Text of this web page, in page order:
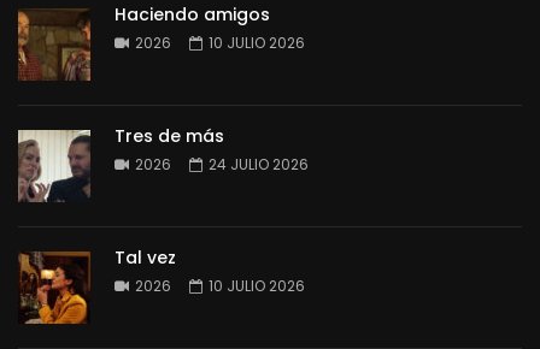
Haciendo amigos
2026 10 JULIO 2026
Tres de más
2026 24 JULIO 2026
Tal vez
2026 10 JULIO 2026